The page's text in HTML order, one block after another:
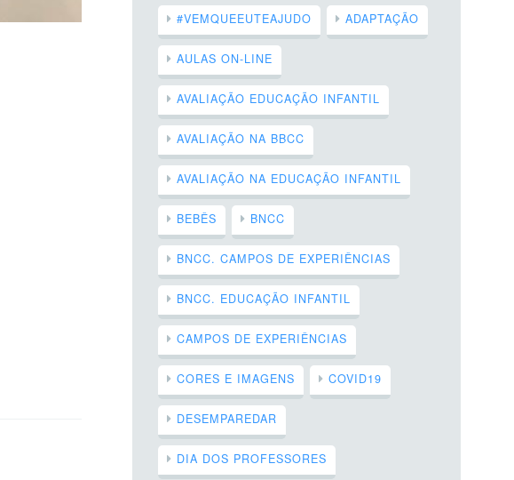
#VEMQUEEUTEAJUDO ADAPTAÇÃO
AULAS ON-LINE
AVALIAÇÃO EDUCAÇÃO INFANTIL
AVALIAÇÃO NA BBCC
AVALIAÇÃO NA EDUCAÇÃO INFANTIL
BEBÊS BNCC
BNCC. CAMPOS DE EXPERIÊNCIAS
BNCC. EDUCAÇÃO INFANTIL
CAMPOS DE EXPERIÊNCIAS
CORES E IMAGENS COVID19
DESEMPAREDAR
DIA DOS PROFESSORES